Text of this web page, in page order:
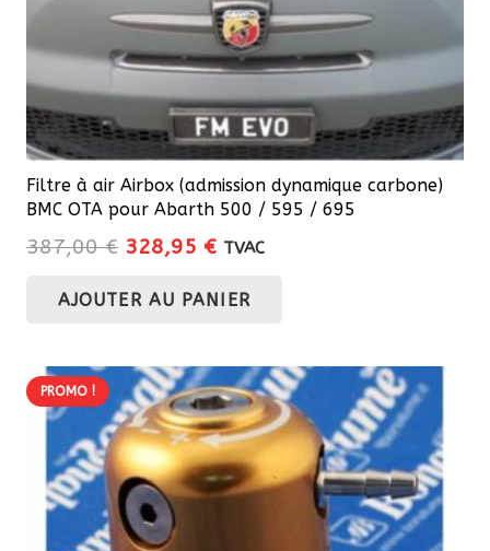
Filtre à air Airbox (admission dynamique carbone)
BMC OTA pour Abarth 500 / 595 / 695
387,00€ Le
initial
328,95 €Le
actuel
TVAC
AJOUTER AU PANIER
PROMO !